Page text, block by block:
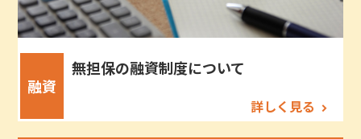
融資
無担保の融資制度について
詳しく見る